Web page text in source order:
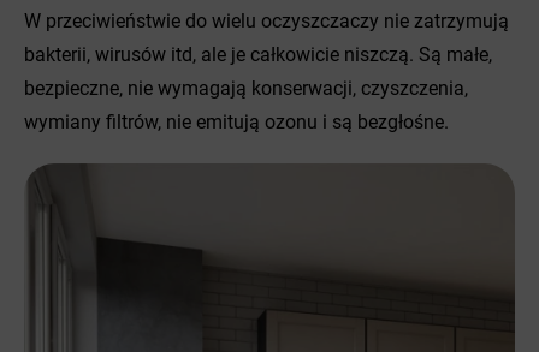
W przeciwieństwie do wielu oczyszczaczy nie zatrzymują
bakterii, wirusów itd, ale je całkowicie niszczą. Są małe,
bezpieczne, nie wymagają konserwacji, czyszczenia,
wymiany filtrów, nie emitują ozonu i są bezgłośne.